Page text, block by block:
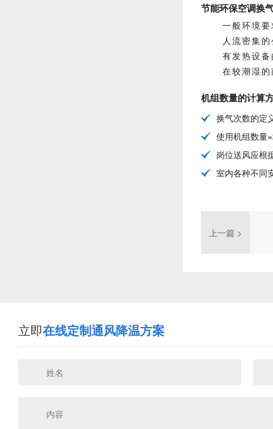
节能环保空调换
一般环境
人流密集
有发热设
在较潮湿
机组数量的计算
换气次数的定
使用机组数量
岗位送风应根
室内各种不同
上一篇 >
立即在线定制通风降温方案